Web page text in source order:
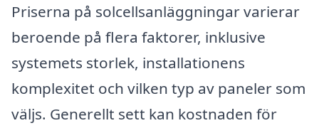
Priserna på solcellsanläggningar varierar
beroende på flera faktorer, inklusive
systemets storlek, installationens
komplexitet och vilken typ av paneler som
väljs. Generellt sett kan kostnaden för